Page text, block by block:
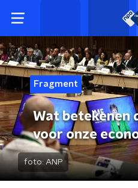
Fragment
Wat betekenen
voor onze
foto: ANP